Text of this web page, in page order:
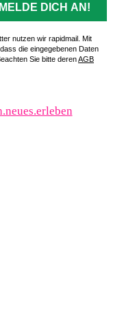
MELDE DICH AN!
nutzen wir rapidmail. Mit
die eingegebenen Daten
Sie bitte derenAGB